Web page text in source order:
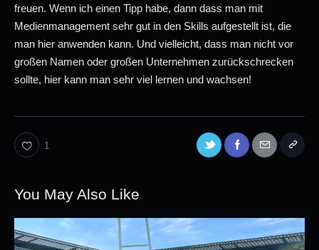
freuen. Wenn ich einen Tipp habe, dann dass man mit
Medienmanagement sehr gut in den Skills aufgestellt ist, die
man hier anwenden kann. Und vielleicht, dass man nicht vor
großen Namen oder großen Unternehmen zurückschrecken
sollte, hier kann man sehr viel lernen und wachsen!
1
You May Also Like